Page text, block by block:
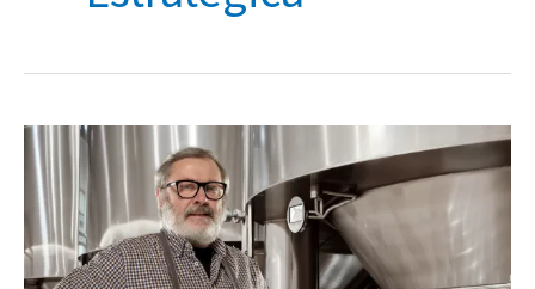
Estrategia
de
gestión
HSEQ
en